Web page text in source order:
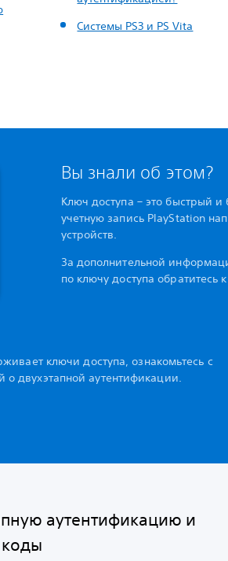
Системы PS3 и PS Vita
Вы знали об этом?
Ключ доступа – это быстрый
учетную запись PlayStation
устройств.
За дополнительной
по ключу доступа обратитесь
ключи доступа, ознакомьтесь с
двухэтапной аутентификации.
аутентификацию и